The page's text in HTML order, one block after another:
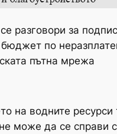
разговори за
по
пътна мрежа
на водните
може да се справи